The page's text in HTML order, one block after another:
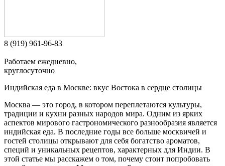
8 (919) 961-96-83
Работаем ежедневно,
круглосуточно
Индийская еда в Москве: вкус Востока в сердце столицы
Москва — это город, в котором переплетаются культуры,
традиции и кухни разных народов мира. Одним из ярких
аспектов мирового гастрономического разнообразия является
индийская еда. В последние годы все больше москвичей и
гостей столицы открывают для себя богатство ароматов,
специй и уникальных рецептов, характерных для Индии. В
этой статье мы расскажем о том, почему стоит попробовать